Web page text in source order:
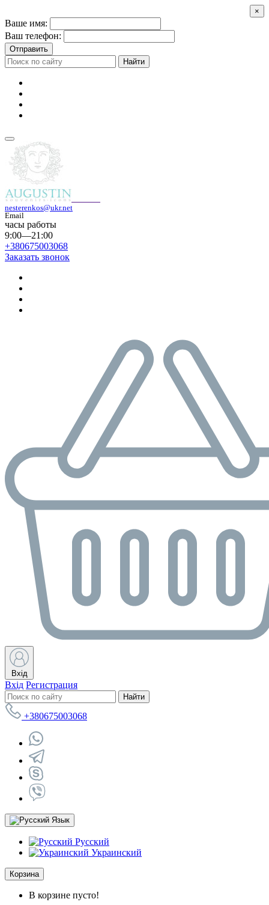
×
Ваше имя:
Ваш телефон:
Отправить
Найти
nesterenkos@ukr.net
Email
часы работы
9:00—21:00
+380675003068
Заказать звонок
Вхід
Вхід Регистрация
Найти
+380675003068
Язык
Русский
Украинский
Корзина
В корзине пусто!